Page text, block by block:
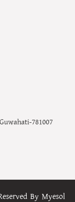
781007
By Myesol